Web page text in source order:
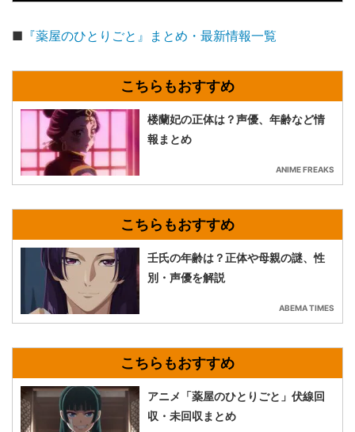
■ 『薬屋のひとりごと』まとめ・最新情報一覧
楼蘭妃の正体は？声優、年齢など情
報まとめ
ANIME FREAKS
壬氏の年齢は？正体や母親の謎、性
別・声優を解説
ABEMA TIMES
アニメ「薬屋のひとりごと」伏線回
収・未回収まとめ